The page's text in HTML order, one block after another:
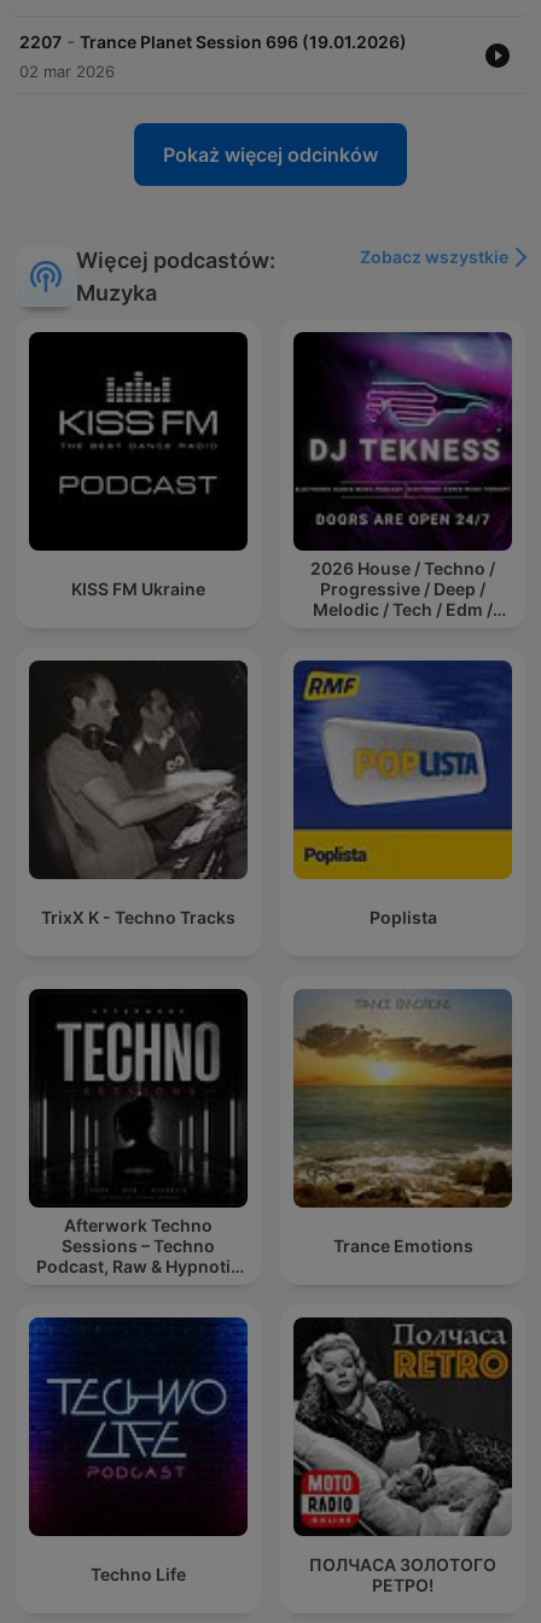
2207 - Trance Planet Session 696 (19.01.2026)
02 mar 2026
Pokaż więcej odcinków
Więcej podcastów:
Muzyka
Zobacz wszystkie
KISS FM Ukraine
2026 House / Techno /
Progressive / Deep /
Melodic / Tech / Edm /
Dance Musi
TrixX K - Techno Tracks Poplista
Afterwork Techno
Sessions – Techno
Podcast, Raw & Hypnotic
Trance Emotions
Techno Life
ПОЛЧАСА ЗОЛОТОГО
РЕТРО!